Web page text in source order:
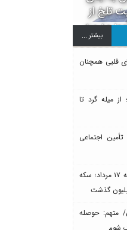
تلخ از
مدرسه
بيشتر ...
قلبی همچنان
میله گرد تا
اجتماعی
قیمت طلا، سکه و دلار امروز شنبه ۱۷ مرداد؛ سکه
متهم: حوصله